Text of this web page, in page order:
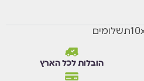
10תשלומים
הובלות לכל הארץ